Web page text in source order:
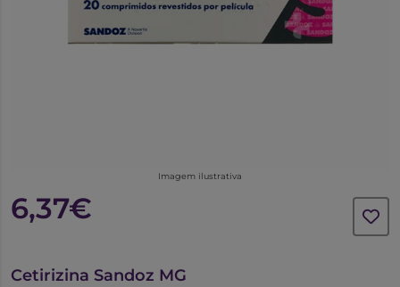
Imagem ilustrativa
6,37€
Cetirizina Sandoz MG